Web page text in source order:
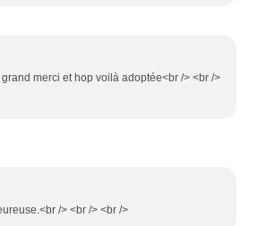
merci et hop voilà adoptée<br /> <br />
/> <br /> <br />